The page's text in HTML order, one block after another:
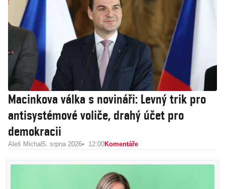
Macinkova válka s novináři: Levný trik pro
antisystémové voliče, drahý účet pro
demokracii
Aleš Michal 5. srpna 2026 12:00Komentáře